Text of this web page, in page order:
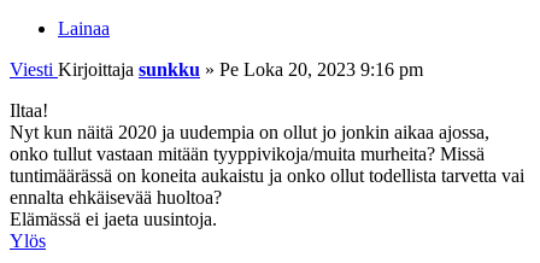
Lainaa
Viesti Kirjoittaja sunkku » Pe Loka 20, 2023 9:16 pm
Iltaa!
Nyt kun näitä 2020 ja uudempia on ollut jo jonkin aikaa ajossa,
onko tullut vastaan mitään tyyppivikoja/muita murheita? Missä
tuntimäärässä on koneita aukaistu ja onko ollut todellista tarvetta vai
ennalta ehkäisevää huoltoa?
Elämässä ei jaeta uusintoja.
Ylös